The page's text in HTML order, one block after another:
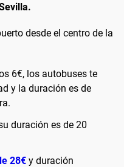
desde el centro de la
6€, los autobuses te
y la duración es de
duración es de 20
28€ y duración